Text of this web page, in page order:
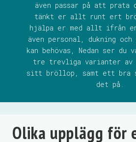
även passar på att prata
tänkt er allt runt ert
hjälpa er med allt ifrån
även personal, dukning
kan behövas, Nedan ser du
tre trevliga varianter av
sitt bröllop, samt ett bra
det på.
Olika upplägg för